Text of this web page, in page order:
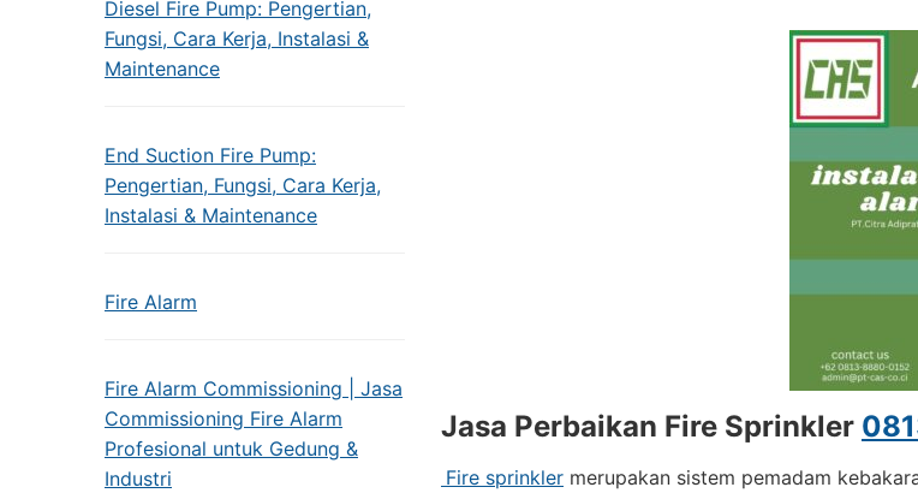
Diesel Fire Pump: Pengertian,
Fungsi, Cara Kerja, Instalasi &
Maintenance
End Suction Fire Pump:
Pengertian, Fungsi, Cara Kerja,
Instalasi & Maintenance
Fire Alarm
Fire Alarm Commissioning | Jasa
Commissioning Fire Alarm
Profesional untuk Gedung &
Industri
Jasa Perbaikan Fire Sprinkler
Fire sprinkler merupakan sistem pemadam